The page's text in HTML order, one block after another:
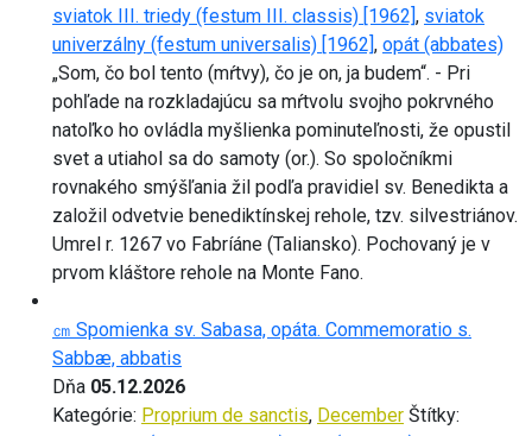
sviatok III. triedy (festum III. classis) [1962], sviatok
univerzálny (festum universalis) [1962], opát (abbates)
„Som, čo bol tento (mŕtvy), čo je on, ja budem“. - Pri
pohľade na rozkladajúcu sa mŕtvolu svojho pokrvného
natoľko ho ovládla myšlienka pominuteľnosti, že opustil
svet a utiahol sa do samoty (or.). So spoločníkmi
rovnakého smýšľania žil podľa pravidiel sv. Benedikta a
založil odvetvie benediktínskej rehole, tzv. silvestriánov.
Umrel r. 1267 vo Fabríáne (Taliansko). Pochovaný je v
prvom kláštore rehole na Monte Fano.
㎝ Spomienka sv. Sabasa, opáta. Commemoratio s.
Sabbæ, abbatis
Dňa 05.12.2026
Kategórie: Proprium de sanctis, December Štítky: